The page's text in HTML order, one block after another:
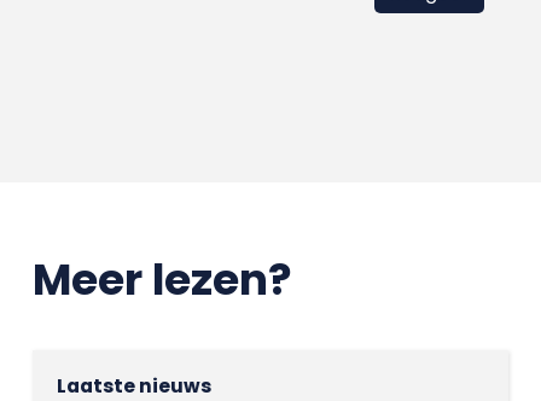
Meer lezen?
Laatste nieuws